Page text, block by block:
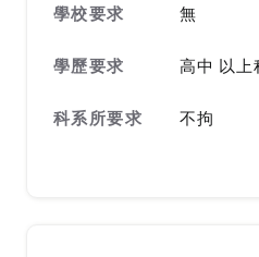
學校要求 無
學歷要求 高中 以上
科系所要求 不拘